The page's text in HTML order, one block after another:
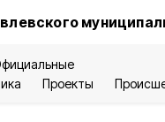
Проекты